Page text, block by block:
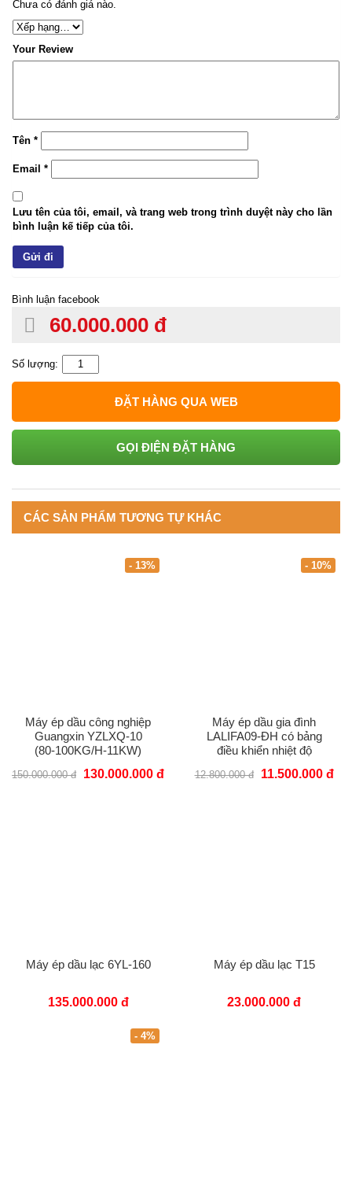
Chưa có đánh giá nào.
Your Review
Tên *
Email *
Lưu tên của tôi, email, và trang web trong trình duyệt này cho lần
bình luận kế tiếp của tôi.
Bình luận facebook
60.000.000 đ
Số lượng:
ĐẶT HÀNG QUA WEB
GỌI ĐIỆN ĐẶT HÀNG
CÁC SẢN PHẨM TƯƠNG TỰ KHÁC
- 13%
Máy ép dầu công nghiệp
Guangxin YZLXQ-10
(80-100KG/H-11KW)
150.000.000 đ 130.000.000 đ
- 10%
Máy ép dầu gia đình
LALIFA09-ĐH có bảng
điều khiển nhiệt độ
12.800.000 đ 11.500.000 đ
Máy ép dầu lạc 6YL-160
135.000.000 đ
Máy ép dầu lạc T15
23.000.000 đ
- 4%